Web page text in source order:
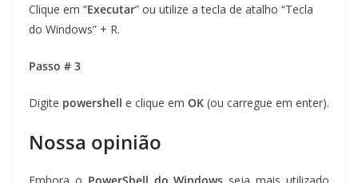
Clique em “Executar” ou utilize a tecla de atalho “Tecla
do Windows” + R.
Passo # 3
Digite powershell e clique em OK (ou carregue em enter).
Nossa opinião